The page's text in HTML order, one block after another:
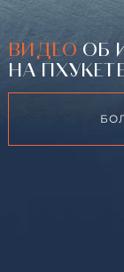
ВИДЕО ОБ
НА